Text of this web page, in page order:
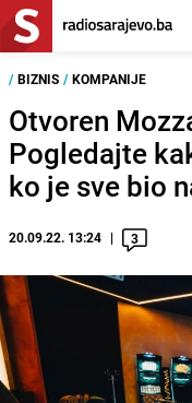
/ BIZNIS / KOMPANIJE
Otvoren
Pogledajte
ko je sve bio
20.09.22. 13:24 3